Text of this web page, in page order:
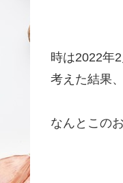
時は2022年
考えた結果
なんとこの